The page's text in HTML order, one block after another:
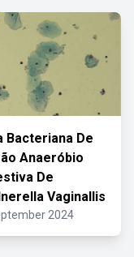
Bacteriana De
Anaeróbio
De
Vaginallis
2024